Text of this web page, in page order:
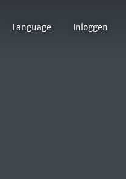
Language Inloggen